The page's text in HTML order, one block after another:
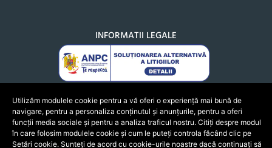
INFORMATII LEGALE
Utilizăm modulele cookie pentru a vă oferi o experiență mai bună de
navigare, pentru a personaliza conținutul și anunțurile, pentru a oferi
funcții media sociale și pentru a analiza traficul nostru. Citiți despre modul
în care folosim modulele cookie și cum le puteți controla făcând clic pe
Setări cookie. Sunteți de acord cu cookie-urile noastre dacă continuați să